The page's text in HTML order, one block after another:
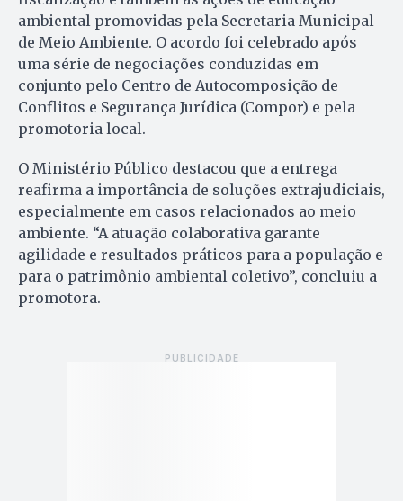
ambiental promovidas pela Secretaria Municipal
de Meio Ambiente. O acordo foi celebrado após
uma série de negociações conduzidas em
conjunto pelo Centro de Autocomposição de
Conflitos e Segurança Jurídica (Compor) e pela
promotoria local.
O Ministério Público destacou que a entrega
reafirma a importância de soluções extrajudiciais,
especialmente em casos relacionados ao meio
ambiente. “A atuação colaborativa garante
agilidade e resultados práticos para a população e
para o patrimônio ambiental coletivo”, concluiu a
promotora.